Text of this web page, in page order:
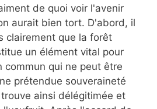
de quoi voir l'avenir
aurait bien tort. D'abord, il
clairement que la forêt
un élément vital pour
commun qui ne peut être
prétendue souveraineté
ainsi délégitimée et